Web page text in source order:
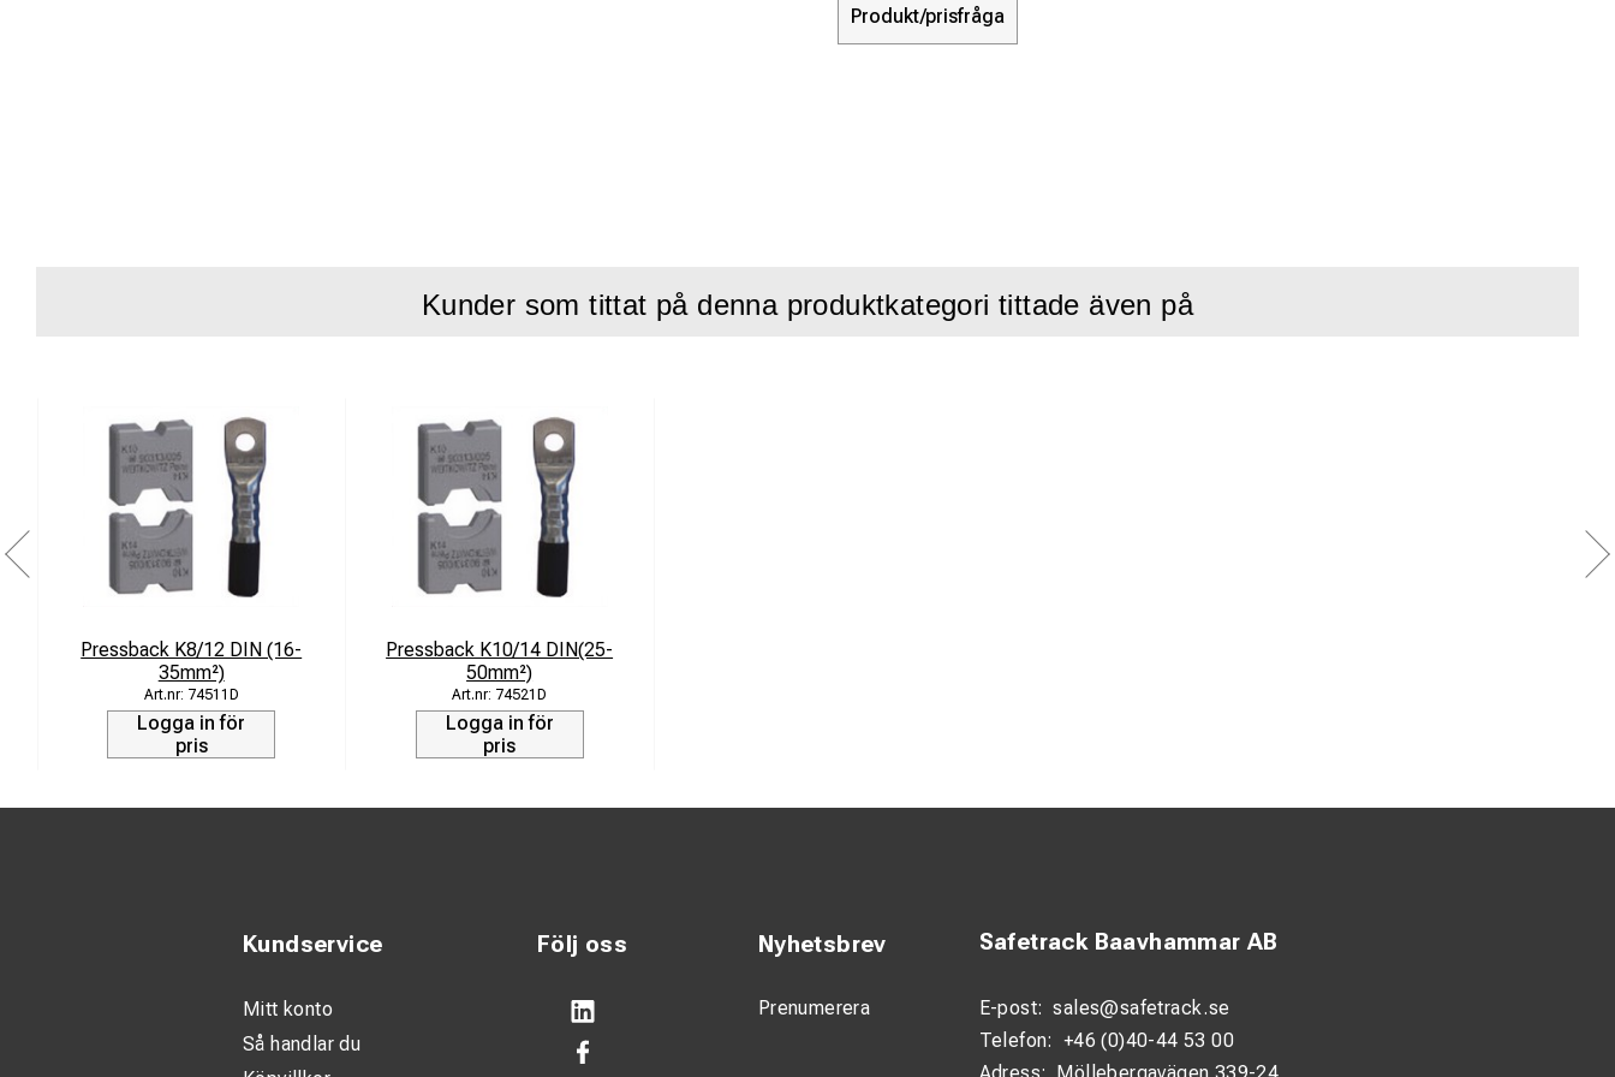
Produkt/prisfråga
Kunder som tittat på denna produktkategori tittade även på
Pressback K8/12 DIN (16-
35mm²)
74511D
Logga in för
pris
Pressback K10/14 DIN(25-
50mm²)
74521D
Logga in för
pris
Följ oss Nyhetsbrev
Prenumerera
Safetrack Baavhammar AB
E-post: sales@safetrack.se
Telefon: +46 (0)40-44 53 00
Kundservice
Mitt konto
Så handlar du